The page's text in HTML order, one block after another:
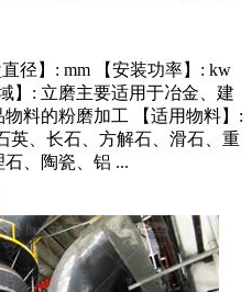
径】: mm 【安装功率】: kw
】: 立磨主要适用于冶金、建
料的粉磨加工 【适用物料】:
英、长石、方解石、滑石、重
、陶瓷、铝 ...